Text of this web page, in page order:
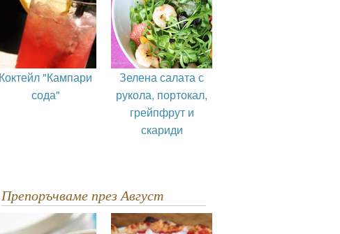
Коктейл "Кампари
сода"
Зелена салата с
рукола, портокал,
грейпфрут и
скариди
Препоръчваме през Август